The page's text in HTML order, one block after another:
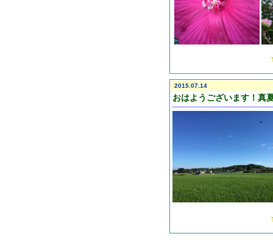
2015.07.14
おはようございます！真